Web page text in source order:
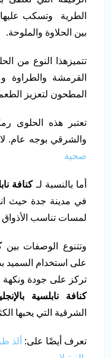
الطرية وتسكب عليها
بين الحلاوة والملوحة.
تتميزهذا النوع من
القرمشة والطراوة
المطحون لتعزيز
تعتبر هذه الحلوى
والشرقي بوجه عام.
صحية
أما بالنسبة لـكنافة
في مدينة جدة حيث
لمسات تناسب الأذواق
وتتنوع الوصفات بين
على استخدام السميد
تركز على جودة ونكهة
كنافة نابلسية
الشرقية التي يحبها
تعرف أيضًا على: ألذ